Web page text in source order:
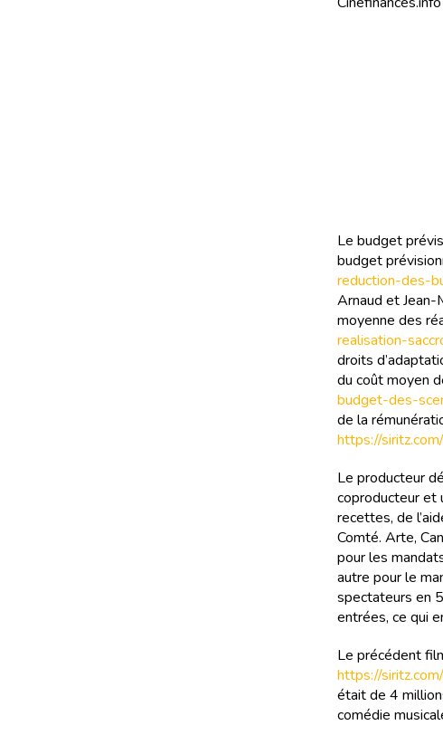
Le budget
budget
reduction-des-
Arnaud et
moyenne des
realisation-
droits
du coût moyen
budget-des-
de la
https://
Le producteur
coproducteur et
recettes, de
Comté. Arte,
pour les
autre pour le
spectateurs en
entrées, ce qui
Le précédent
https://
était de 4
comédie